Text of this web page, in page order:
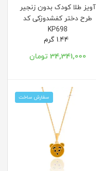
آویز طلا کودک بدون زنجیر
طرح دختر کفشدوزکی کد
KP698
1.44 گرم
34,341,000 تومان
سفارش ساخت